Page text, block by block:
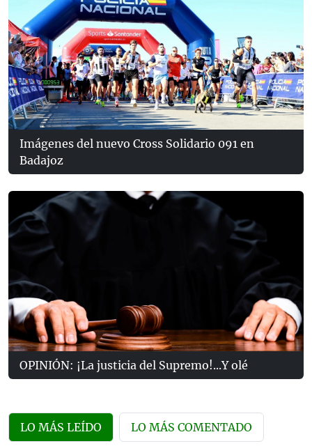
Imágenes del nuevo Cross Solidario 091 en
Badajoz
OPINIÓN: ¡La justicia del Supremo!...Y olé
LO MÁS LEÍDO LO MÁS COMENTADO